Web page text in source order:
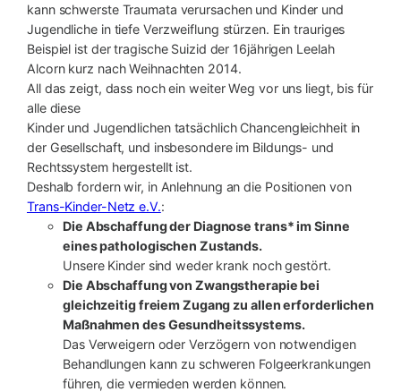
kann schwerste Traumata verursachen und Kinder und
Jugendliche in tiefe Verzweiflung stürzen. Ein trauriges
Beispiel ist der tragische Suizid der 16jährigen Leelah
Alcorn kurz nach Weihnachten 2014.
All das zeigt, dass noch ein weiter Weg vor uns liegt, bis für
alle diese
Kinder und Jugendlichen tatsächlich Chancengleichheit in
der Gesellschaft, und insbesondere im Bildungs- und
Rechtssystem hergestellt ist.
Deshalb fordern wir, in Anlehnung an die Positionen von
Trans-Kinder-Netz e.V.:
Die Abschaffung der Diagnose trans* im Sinne
eines pathologischen Zustands.
Unsere Kinder sind weder krank noch gestört.
Die Abschaffung von Zwangstherapie bei
gleichzeitig freiem Zugang zu allen erforderlichen
Maßnahmen des Gesundheitssystems.
Das Verweigern oder Verzögern von notwendigen
Behandlungen kann zu schweren Folgeerkrankungen
führen, die vermieden werden können.